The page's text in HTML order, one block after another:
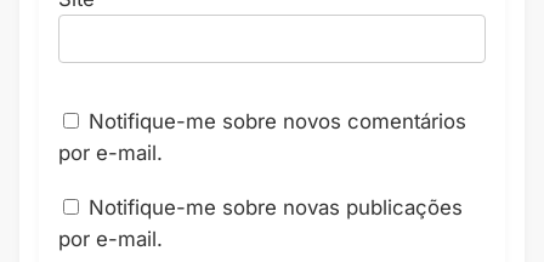
Notifique-me sobre novos comentários
por e-mail.
Notifique-me sobre novas publicações
por e-mail.